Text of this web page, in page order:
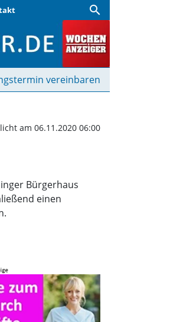
search
|
vereinbaren
am 06.11.2020 06:00
Bürgerhaus
einen